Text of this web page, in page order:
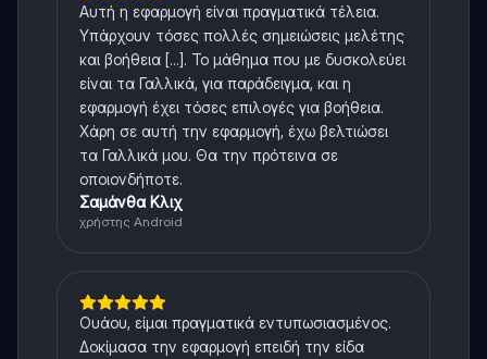
Αυτή η εφαρμογή είναι πραγματικά τέλεια.
Υπάρχουν τόσες πολλές σημειώσεις μελέτης
και βοήθεια [...]. Το μάθημα που με δυσκολεύει
είναι τα Γαλλικά, για παράδειγμα, και η
εφαρμογή έχει τόσες επιλογές για βοήθεια.
Χάρη σε αυτή την εφαρμογή, έχω βελτιώσει
τα Γαλλικά μου. Θα την πρότεινα σε
οποιονδήποτε.
Σαμάνθα Κλιχ
χρήστης Android
Ουάου, είμαι πραγματικά εντυπωσιασμένος.
Δοκίμασα την εφαρμογή επειδή την είδα